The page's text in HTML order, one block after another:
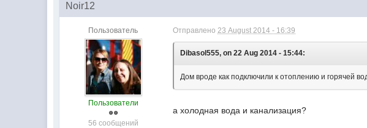
Noir12
Пользователь
Пользователи
56 сообщений
Отправлено23 August 2014 - 16:39
Dibasol555, on 22 Aug 2014 - 15:44:
Дом вроде как подключили к отоплению и горячей
а холодная вода и канализация?